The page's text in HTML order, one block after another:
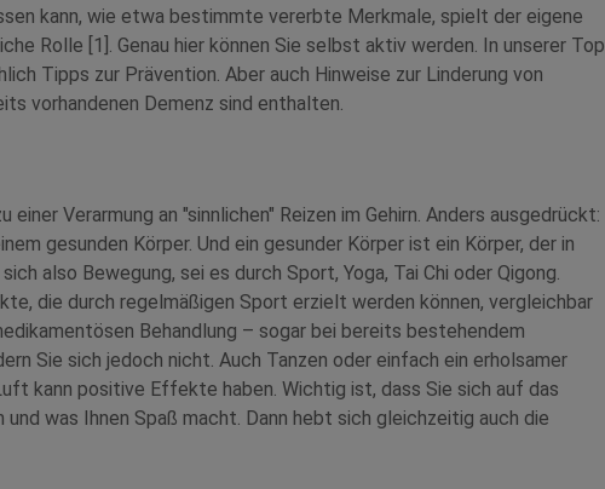
kann, wie etwa bestimmte vererbte Merkmale, spielt der eigene
Rolle [1]. Genau hier können Sie selbst aktiv werden. In unserer Top
Tipps zur Prävention. Aber auch Hinweise zur Linderung von
vorhandenen Demenz sind enthalten.
Verarmung an "sinnlichen" Reizen im Gehirn. Anders ausgedrückt:
gesunden Körper. Und ein gesunder Körper ist ein Körper, der in
also Bewegung, sei es durch Sport, Yoga, Tai Chi oder Qigong.
die durch regelmäßigen Sport erzielt werden können, vergleichbar
Behandlung – sogar bei bereits bestehendem
Sie sich jedoch nicht. Auch Tanzen oder einfach ein erholsamer
kann positive Effekte haben. Wichtig ist, dass Sie sich auf das
und was Ihnen Spaß macht. Dann hebt sich gleichzeitig auch die